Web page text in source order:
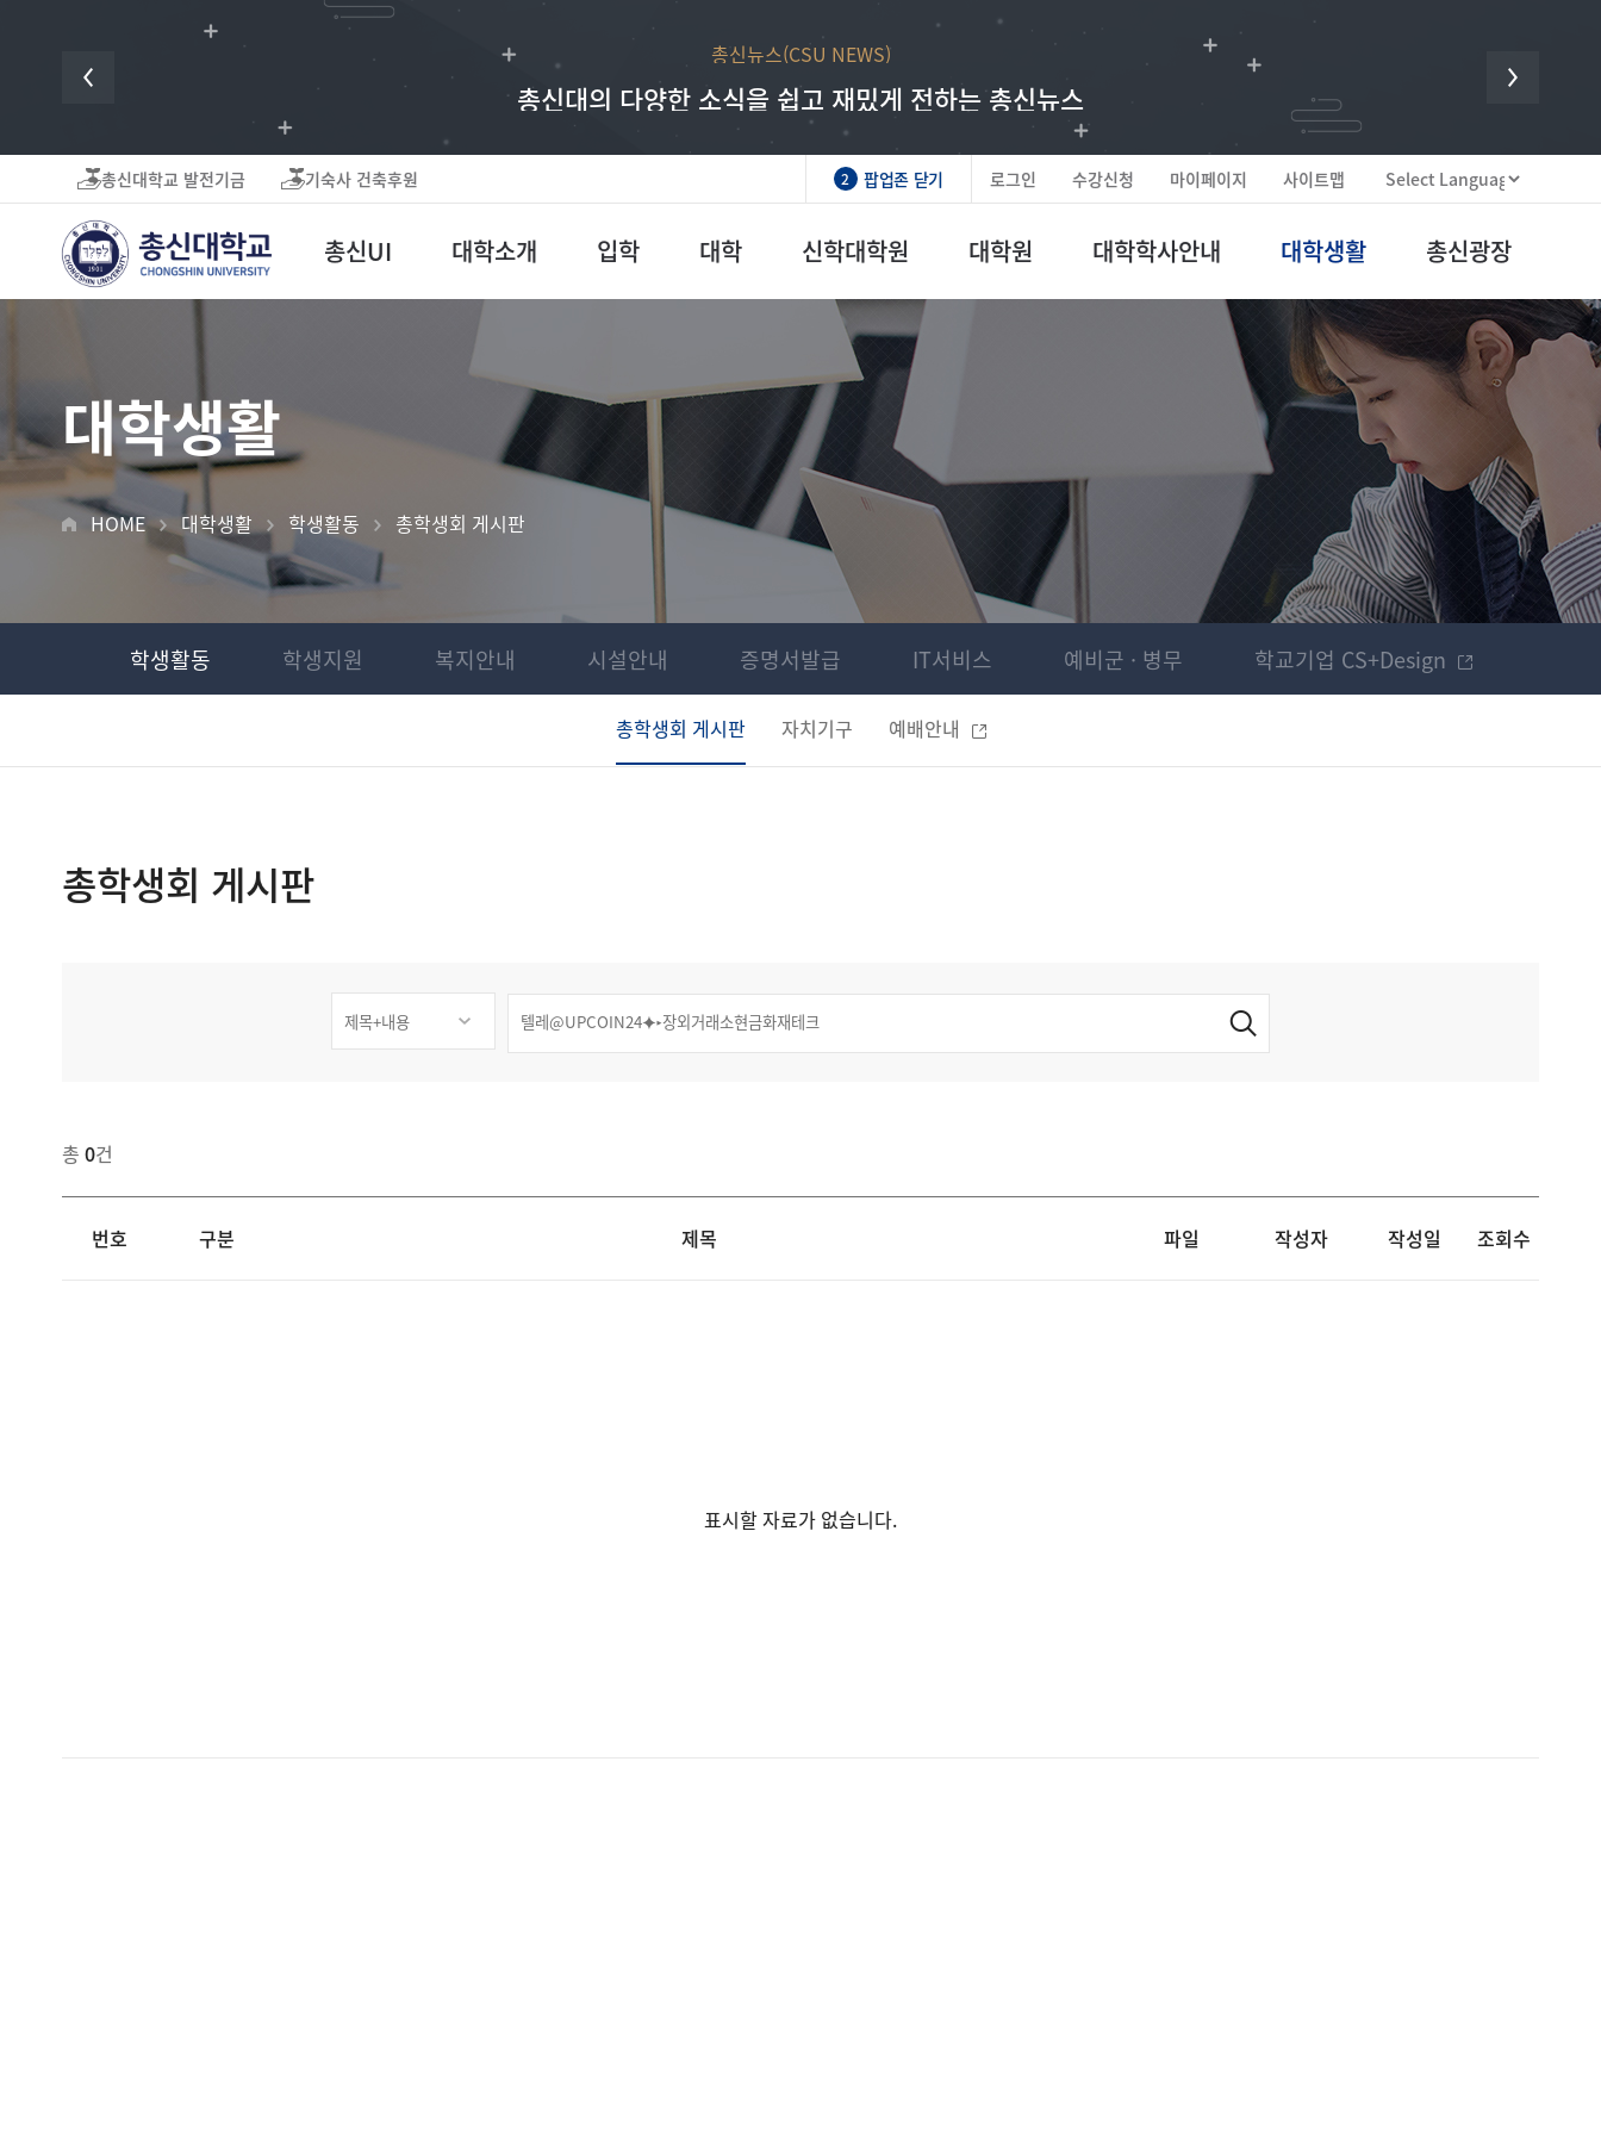
총신뉴스(CSU NEWS)
총신대의 다양한 소식을 쉽고 재밌게 전하는 총신뉴스
총신대학교 발전기금
귀하의 후원은 미래 인재를 만드시는 하나님의 일에 동역하는 매우 귀한 헌신입니다.
총신대학교 발전기금 기숙사 건축후원 2 팝업존 닫기 로그인 수강신청 마이페이지 사이트맵
총신UI 대학소개 입학 대학 신학대학원 대학원 대학학사안내 대학생활 총신광장
대학생활
HOME 대학생활 학생활동 총학생회 게시판
학생활동 학생지원 복지안내 시설안내 증명서발급 IT서비스 예비군 · 병무 학교기업 CS+Design
총학생회 게시판 자치기구 예배안내
총학생회 게시판
총 0건
번호 구분 제목 파일 작성자 작성일 조회수
표시할 자료가 없습니다.